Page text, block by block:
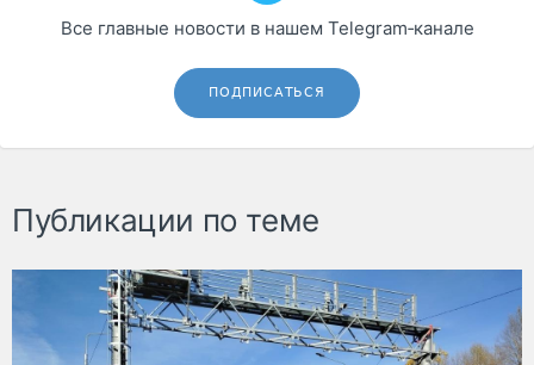
Все главные новости в нашем Telegram‑канале
ПОДПИСАТЬСЯ
Публикации по теме